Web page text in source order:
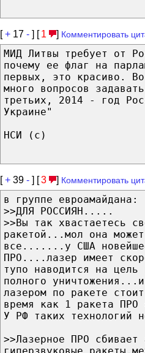
[+ 17 - ] [ 1 ] Комментировать
МИД Литвы требует от
почему ее флаг на
первых, это красиво.
много вопросов
третьих, 2014 - год
Украине"
НСИ (с)
[+ 39 - ] [3 ] Комментировать
в группе евроамайдана:
>>ДЛЯ РОССИЯН.....
>>Вы так хвастаетесь
ракетой...мол она
все.......у США
ПРО....лазер имеет
тупо наводится на
полного
лазером по ракете
время как 1 ракета ПРО
У РФ таких технологий
>>Лазерное ПРО сбивает
гиперзвуковые